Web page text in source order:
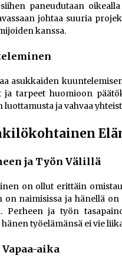
paneudutaan
johtaa suuria
kanssa.
asukkaiden
ja tarpeet huomioon
ja vahvaa
ja Työn Välillä
on ollut erittäin
naimisissa ja hänellä
Perheen ja työn
työelämänsä ei vie
aika